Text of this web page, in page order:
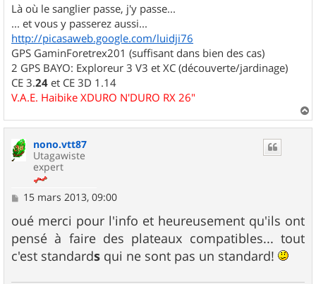
Là où le sanglier passe, j'y passe...
... et vous y passerez aussi...
http://picasaweb.google.com/luidji76
GPS GaminForetrex201 (suffisant dans bien des cas)
2 GPS BAYO: Exploreur 3 V3 et XC (découverte/jardinage)
CE 3.24 et CE 3D 1.14
V.A.E. Haibike XDURO N'DURO RX 26"
a
nono.vtt87
Utagawiste
expert
M
s
s
a
g
e
15 mars 2013, 09:00
oué merci pour l'info et heureusement qu'ils ont
pensé à faire des plateaux compatibles... tout
c'est standards qui ne sont pas un standard!